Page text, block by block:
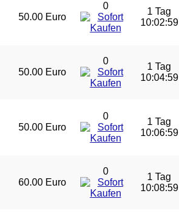
50.00 Euro
0
1 Tag
10:02:59
50.00 Euro
0
1 Tag
10:04:59
50.00 Euro
0
1 Tag
10:06:59
60.00 Euro
0
1 Tag
10:08:59